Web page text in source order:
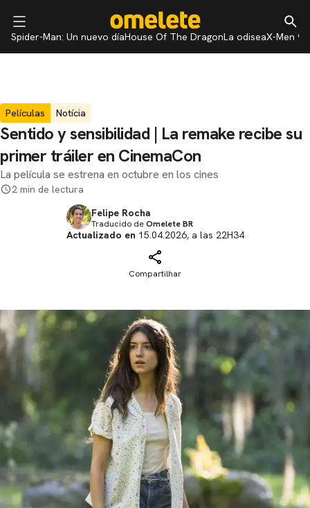
Spider-Man: Un nuevo díaHouse Of The DragonLa odiseaX-Men 97
Películas Notícia
Sentido y sensibilidad | La remake recibe su
primer tráiler en CinemaCon
La película se estrena en octubre en los cines
2 min de lectura
Felipe Rocha
Traducido deOmelete BR
Actualizado en 15.04.2026, a las 22H34
Compartilhar